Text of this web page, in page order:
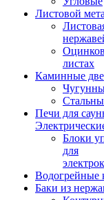
Листовой
листах
Каминные
Печи для
Блоки
для
Водогрейные
Баки из